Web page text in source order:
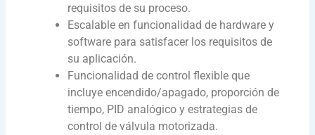
requisitos de su proceso.
Escalable en funcionalidad de hardware y
software para satisfacer los requisitos de
su aplicación.
Funcionalidad de control flexible que
incluye encendido/apagado, proporción de
tiempo, PID analógico y estrategias de
control de válvula motorizada.